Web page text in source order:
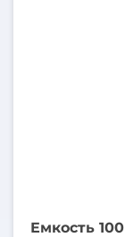
Емкость